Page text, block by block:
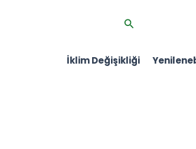
Arama
İklim Değişikliği